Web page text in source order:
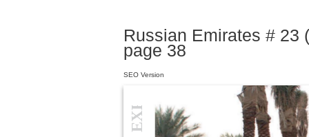
Russian Emirates # 23
page 38
EXPO
SEO Version